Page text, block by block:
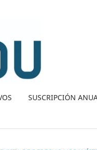
SUSCRIPCIÓN